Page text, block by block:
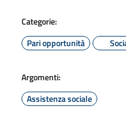
Categorie:
Pari opportunità
Argomenti:
Assistenza sociale